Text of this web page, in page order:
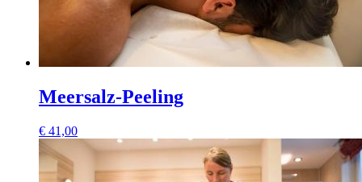
Meersalz-Peeling
€ 41,00